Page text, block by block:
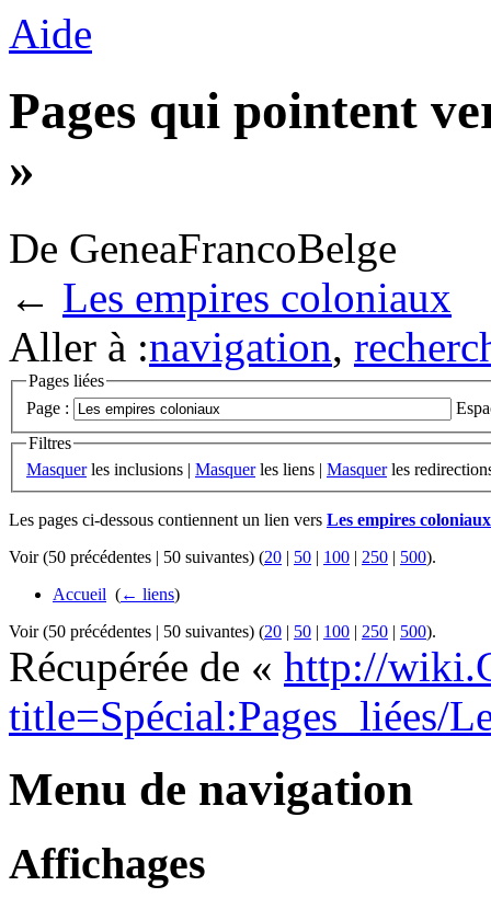
Aide
Pages qui pointent
»
De GeneaFrancoBelge
← Les empires coloniaux
Aller à :navigation,
Pages liées
Page :
Filtres
Masquerles inclusions | Masquerles liens | Masquerles
Les pages ci-dessous contiennent un lien vers Les empires coloniaux
Voir (50 précédentes | 50 suivantes) (20 | 50 | 100 | 250 | 500).
Accueil (← liens)
Voir (50 précédentes | 50 suivantes) (20 | 50 | 100 | 250 | 500).
Récupérée de « http://
title=Spécial:Pages_liées/
Menu de navigation
Affichages